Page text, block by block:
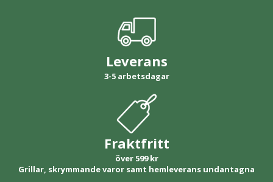
Leverans
3-5 arbetsdagar
Fraktfritt
över 599 kr
Grillar, skrymmande varor samt hemleverans undantagna